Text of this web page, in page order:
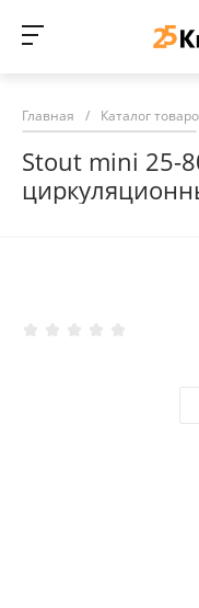
Главная / Каталог
Stout mini 25-